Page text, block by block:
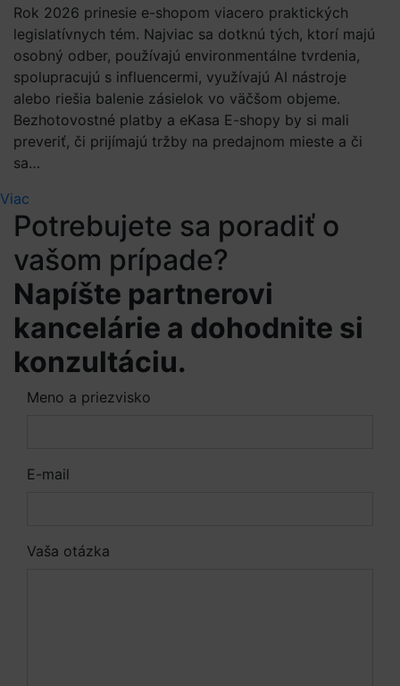
Rok 2026 prinesie e-shopom viacero praktických
legislatívnych tém. Najviac sa dotknú tých, ktorí majú
osobný odber, používajú environmentálne tvrdenia,
spolupracujú s influencermi, využívajú AI nástroje
alebo riešia balenie zásielok vo väčšom objeme.
Bezhotovostné platby a eKasa E-shopy by si mali
preveriť, či prijímajú tržby na predajnom mieste a či
sa…
Viac
Potrebujete sa poradiť o
vašom prípade?
Napíšte partnerovi
kancelárie a dohodnite si
konzultáciu.
Meno a priezvisko
E-mail
Vaša otázka